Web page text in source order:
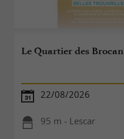
Le Quartier des
22/08/2026
95 m - Lescar